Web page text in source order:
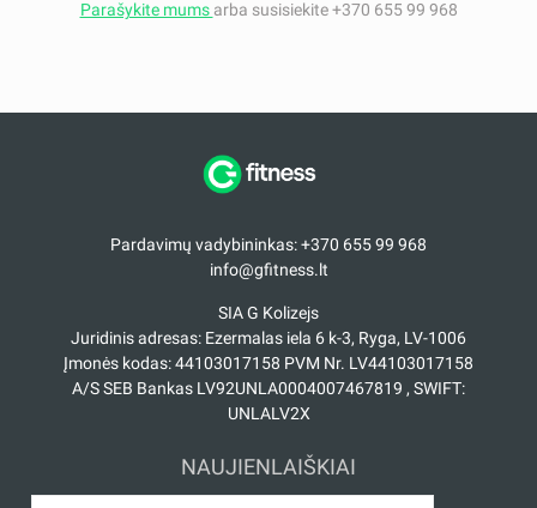
Parašykite mums arba susisiekite +370 655 99 968
Pardavimų vadybininkas: +370 655 99 968
info@gfitness.lt
SIA G Kolizejs
Juridinis adresas: Ezermalas iela 6 k-3, Ryga, LV-1006
Įmonės kodas: 44103017158 PVM Nr. LV44103017158
A/S SEB Bankas LV92UNLA0004007467819 , SWIFT:
UNLALV2X
NAUJIENLAIŠKIAI